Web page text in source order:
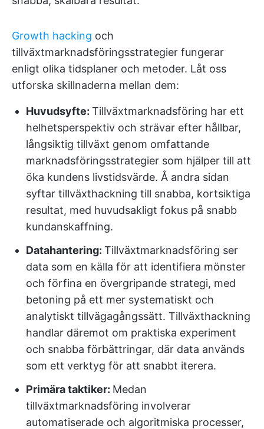
Growth hacking och
tillväxtmarknadsföringsstrategier fungerar
enligt olika tidsplaner och metoder. Låt oss
utforska skillnaderna mellan dem:
Huvudsyfte: Tillväxtmarknadsföring har ett
helhetsperspektiv och strävar efter hållbar,
långsiktig tillväxt genom omfattande
marknadsföringsstrategier som hjälper till att
öka kundens livstidsvärde. Å andra sidan
syftar tillväxthackning till snabba, kortsiktiga
resultat, med huvudsakligt fokus på snabb
kundanskaffning.
Datahantering: Tillväxtmarknadsföring ser
data som en källa för att identifiera mönster
och förfina en övergripande strategi, med
betoning på ett mer systematiskt och
analytiskt tillvägagångssätt. Tillväxthackning
handlar däremot om praktiska experiment
och snabba förbättringar, där data används
som ett verktyg för att snabbt iterera.
Primära taktiker: Medan
tillväxtmarknadsföring involverar
automatiserade och algoritmiska processer,